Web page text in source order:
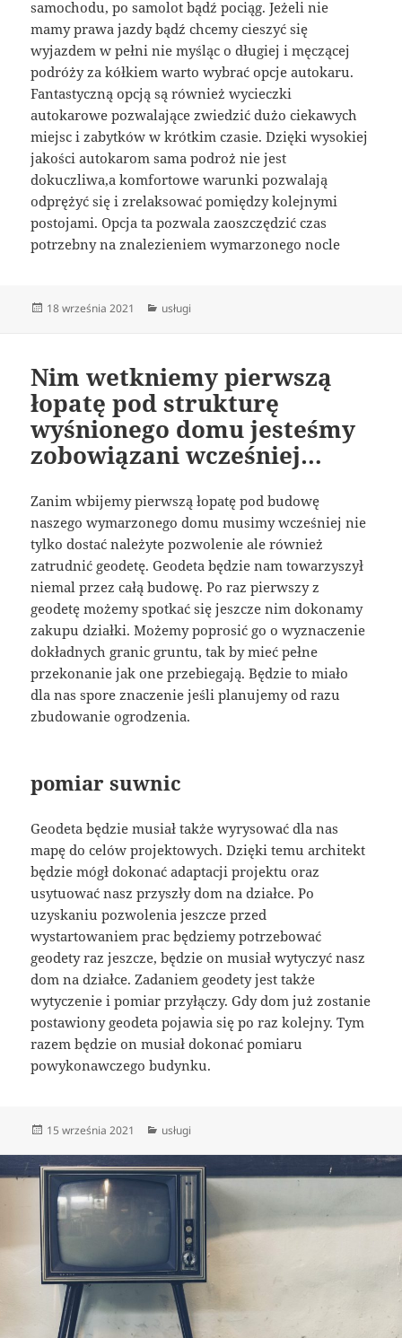
samochodu, po samolot bądź pociąg. Jeżeli nie
mamy prawa jazdy bądź chcemy cieszyć się
wyjazdem w pełni nie myśląc o długiej i męczącej
podróży za kółkiem warto wybrać opcje autokaru.
Fantastyczną opcją są również wycieczki
autokarowe pozwalające zwiedzić dużo ciekawych
miejsc i zabytków w krótkim czasie. Dzięki wysokiej
jakości autokarom sama podroż nie jest
dokuczliwa,a komfortowe warunki pozwalają
odprężyć się i zrelaksować pomiędzy kolejnymi
postojami. Opcja ta pozwala zaoszczędzić czas
potrzebny na znalezieniem wymarzonego nocle
Data
18 września 2021 Kategorie
usługi
Nim wetkniemy pierwszą
łopatę pod strukturę
wyśnionego domu jesteśmy
zobowiązani wcześniej…
Zanim wbijemy pierwszą łopatę pod budowę
naszego wymarzonego domu musimy wcześniej nie
tylko dostać należyte pozwolenie ale również
zatrudnić geodetę. Geodeta będzie nam towarzyszył
niemal przez całą budowę. Po raz pierwszy z
geodetę możemy spotkać się jeszcze nim dokonamy
zakupu działki. Możemy poprosić go o wyznaczenie
dokładnych granic gruntu, tak by mieć pełne
przekonanie jak one przebiegają. Będzie to miało
dla nas spore znaczenie jeśli planujemy od razu
zbudowanie ogrodzenia.
pomiar suwnic
Geodeta będzie musiał także wyrysować dla nas
mapę do celów projektowych. Dzięki temu architekt
będzie mógł dokonać adaptacji projektu oraz
usytuować nasz przyszły dom na działce. Po
uzyskaniu pozwolenia jeszcze przed
wystartowaniem prac będziemy potrzebować
geodety raz jeszcze, będzie on musiał wytyczyć nasz
dom na działce. Zadaniem geodety jest także
wytyczenie i pomiar przyłączy. Gdy dom już zostanie
postawiony geodeta pojawia się po raz kolejny. Tym
razem będzie on musiał dokonać pomiaru
powykonawczego budynku.
Data
15 września 2021 Kategorie
usługi